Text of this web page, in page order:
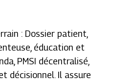
: Dossier patient,
éducation et
PMSI décentralisé,
décisionnel. Il assure